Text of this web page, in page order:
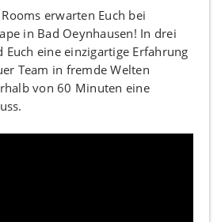
erwarten Euch bei
in Bad Oeynhausen! In drei
Euch eine einzigartige Erfahrung
Team in fremde Welten
von 60 Minuten eine